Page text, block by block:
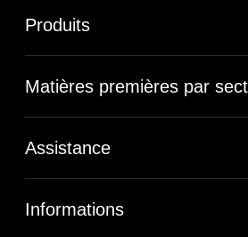
Produits
Matières premières par
Assistance
Informations